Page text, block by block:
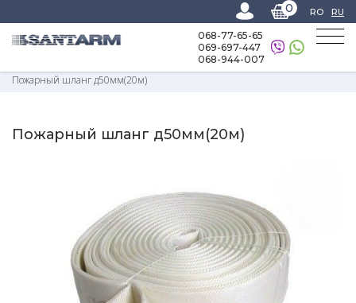
0 RO RU
068-77-65-65
069-697-447
068-944-007
Пожарная система-Пожарная система
Пожарный шланг д50мм(20м)
Пожарный шланг д50мм(20м)